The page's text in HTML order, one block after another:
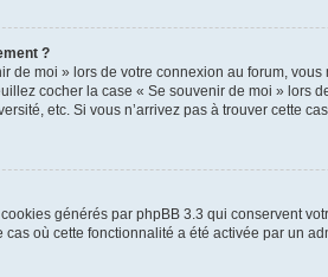
?
de moi » lors de votre connexion au forum,
cocher la case « Se souvenir de moi »
etc. Si vous n’arrivez pas à trouver cette
générés par phpBB 3.3 qui conservent
cas où cette fonctionnalité a été activée par un